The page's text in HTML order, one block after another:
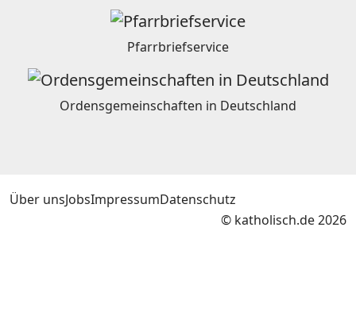
Pfarrbriefservice
Ordensgemeinschaften in Deutschland
Über unsJobsImpressumDatenschutz
© katholisch.de 2026